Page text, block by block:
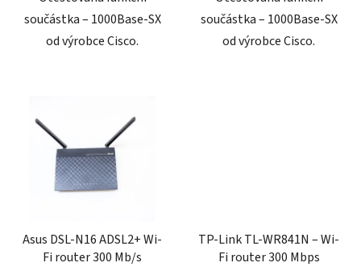
součástka – 1000Base-SX
od výrobce Cisco.
součástka – 1000Base-SX
od výrobce Cisco.
Asus DSL-N16 ADSL2+ Wi-
Fi router 300 Mb/s
TP-Link TL-WR841N – Wi-
Fi router 300 Mbps